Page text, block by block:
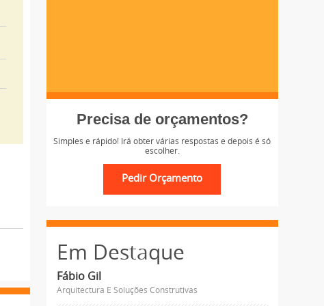
Precisa de orçamentos?
Simples e rápido! Irá obter várias respostas e depois é só
escolher.
Em Destaque
Fábio Gil
Arquitectura E Soluções Construtivas